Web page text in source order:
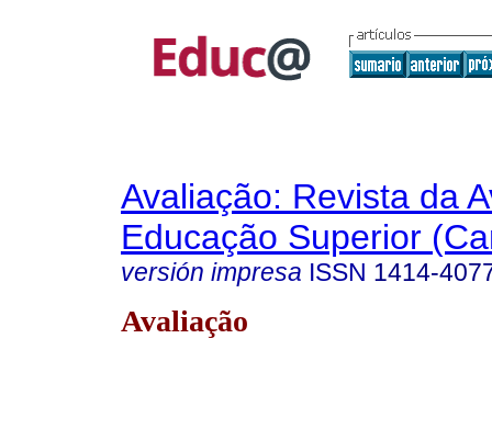
Avaliação: Revista da
Educação Superior
versión impresa ISSN 1414-
Avaliação